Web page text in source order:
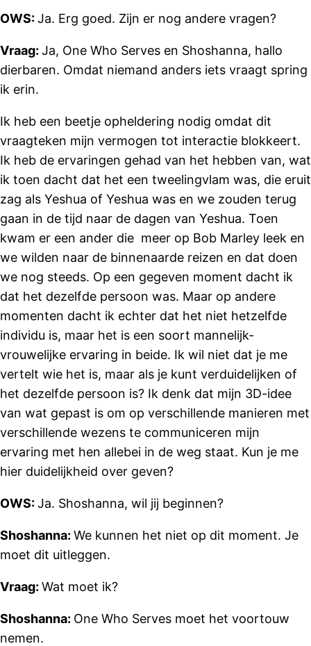
OWS:Ja. Erg goed. Zijn er nog andere vragen?
Vraag: Ja, One Who Serves en Shoshanna, hallo
dierbaren. Omdat niemand anders iets vraagt spring
ik erin.
Ik heb een beetje opheldering nodig omdat dit
vraagteken mijn vermogen tot interactie blokkeert.
Ik heb de ervaringen gehad van het hebben van, wat
ik toen dacht dat het een tweelingvlam was, die eruit
zag als Yeshua of Yeshua was en we zouden terug
gaan in de tijd naar de dagen van Yeshua. Toen
kwam er een ander die meer op Bob Marley leek en
we wilden naar de binnenaarde reizen en dat doen
we nog steeds. Op een gegeven moment dacht ik
dat het dezelfde persoon was. Maar op andere
momenten dacht ik echter dat het niet hetzelfde
individu is, maar het is een soort mannelijk-
vrouwelijke ervaring in beide. Ik wil niet dat je me
vertelt wie het is, maar als je kunt verduidelijken of
het dezelfde persoon is? Ik denk dat mijn 3D-idee
van wat gepast is om op verschillende manieren met
verschillende wezens te communiceren mijn
ervaring met hen allebei in de weg staat. Kun je me
hier duidelijkheid over geven?
OWS:Ja. Shoshanna, wil jij beginnen?
Shoshanna: We kunnen het niet op dit moment. Je
moet dit uitleggen.
Vraag: Wat moet ik?
Shoshanna: One Who Serves moet het voortouw
nemen.